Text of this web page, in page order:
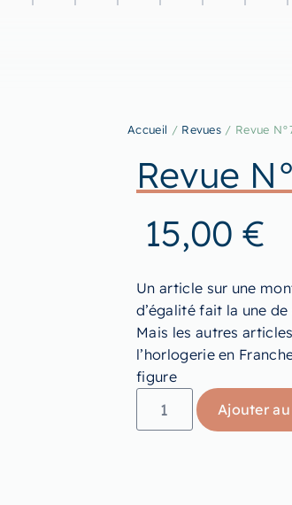
Accueil / Revues / Revue
Revue
15,00 €
Un article sur une
d’égalité fait la une
Mais les autres
l’horlogerie en
figure
Ajouter